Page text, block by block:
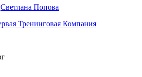
Светлана Попова
Тренинговая Компания